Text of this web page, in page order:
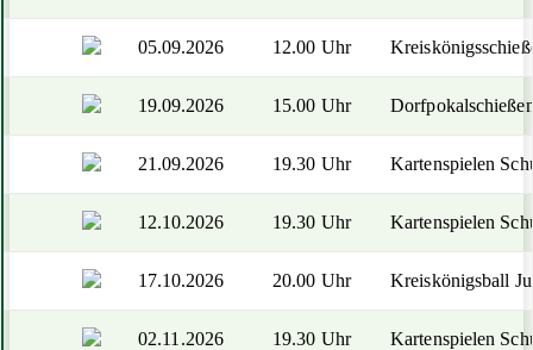
05.09.2026 12.00 Uhr
19.09.2026 15.00 Uhr
21.09.2026 19.30 Uhr Kartenspielen
12.10.2026 19.30 Uhr Kartenspielen
17.10.2026 20.00 Uhr Kreiskönigsball
02.11.2026 19.30 Uhr Kartenspielen